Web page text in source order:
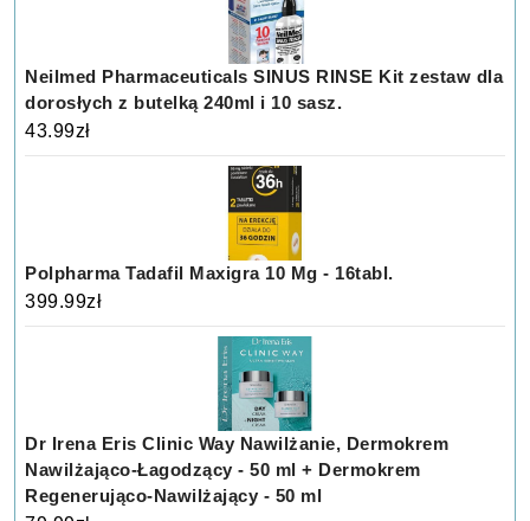
Neilmed Pharmaceuticals SINUS RINSE Kit zestaw dla
dorosłych z butelką 240ml i 10 sasz.
43.99zł
Polpharma Tadafil Maxigra 10 Mg - 16tabl.
399.99zł
Dr Irena Eris Clinic Way Nawilżanie, Dermokrem
Nawilżająco-Łagodzący - 50 ml + Dermokrem
Regenerująco-Nawilżający - 50 ml